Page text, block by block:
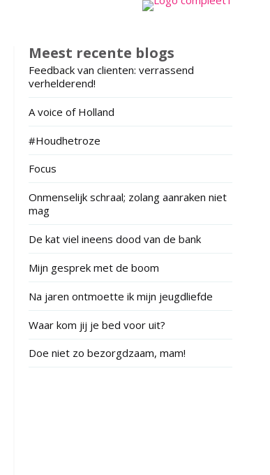
Meest recente blogs
Feedback van clienten: verrassend
verhelderend!
A voice of Holland
#Houdhetroze
Focus
Onmenselijk schraal; zolang aanraken niet
mag
De kat viel ineens dood van de bank
Mijn gesprek met de boom
Na jaren ontmoette ik mijn jeugdliefde
Waar kom jij je bed voor uit?
Doe niet zo bezorgdzaam, mam!